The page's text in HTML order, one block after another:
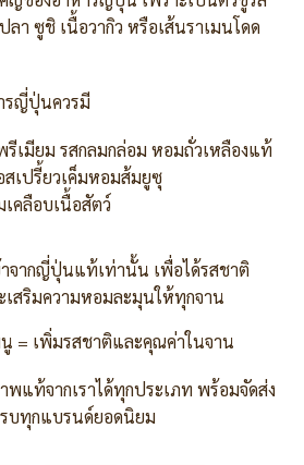
า ซูชิ เนื้อวากิว หรือเส้นราเมนโดด
รญี่ปุ่นควรมี
รีเมียม รสกลมกล่อม หอมถั่วเหลืองแท้
สเปรี้ยวเค็มหอมส้มยูซุ
คลือบเนื้อสัตว์
าจากญี่ปุ่นแท้เท่านั้น เพื่อได้รสชาติ
สริมความหอมละมุนให้ทุกจาน
นู = เพิ่มรสชาติและคุณค่าในจาน
แท้จากเราได้ทุกประเภท พร้อมจัดส่ง
บทุกแบรนด์ยอดนิยม